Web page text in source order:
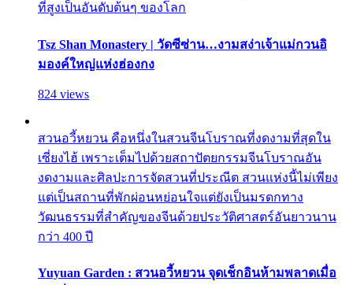
ที่สูงเป็นอันดับต้นๆ ของโลก
Tsz Shan Monastery | วัดซีซ่าน…งามสง่าเจ้าแม่กวนอิ
มองค์ใหญ่แห่งฮ่องกง
824 views
สวนอวี้หยวน คือหนึ่งในสวนจีนโบราณที่งดงามที่สุดใน
เซี่ยงไฮ้ เพราะเต็มไปด้วยสถาปัตยกรรมจีนโบราณอัน
งดงามและศิลปะการจัดสวนที่ประณีต สวนแห่งนี้ไม่เพียง
แต่เป็นสถานที่พักผ่อนหย่อนใจแต่ยังเป็นมรดกทาง
วัฒนธรรมที่สำคัญของจีนด้วยประวัติศาสตร์อันยาวนาน
กว่า 400 ปี
Yuyuan Garden : สวนอวี้หยวน จุดเช็กอินห้ามพลาดเมื่อ